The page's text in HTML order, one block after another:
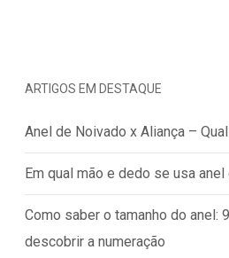
ARTIGOS EM DESTAQUE
Anel de Noivado x Aliança –
Em qual mão e dedo se usa
Como saber o tamanho do anel:
descobrir a numeração